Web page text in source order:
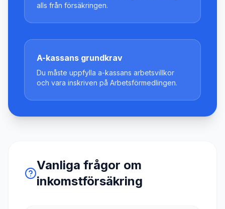
alls från försäkringen.
A-kassans grundkrav
Du måste uppfylla a-kassans arbetsvillkor
och vara inskriven på Arbetsförmedlingen.
Vanliga frågor om
inkomstförsäkring